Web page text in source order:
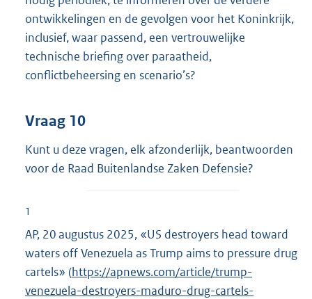
ontwikkelingen en de gevolgen voor het Koninkrijk,
inclusief, waar passend, een vertrouwelijke
technische briefing over paraatheid,
conflictbeheersing en scenario’s?
Vraag 10
Kunt u deze vragen, elk afzonderlijk, beantwoorden
voor de Raad Buitenlandse Zaken Defensie?
1
AP, 20 augustus 2025, «US destroyers head toward
waters off Venezuela as Trump aims to pressure drug
cartels» (E
x
https://apnews.com/article/trump-
venezuela-destroyers-maduro-drug-cartels-